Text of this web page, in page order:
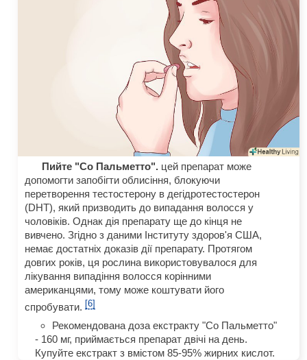
Пийте "Со Пальметто". цей препарат може
допомогти запобігти облисіння, блокуючи
перетворення тестостерону в дегідротестостерон
(DHT), який призводить до випадання волосся у
чоловіків. Однак дія препарату ще до кінця не
вивчено. Згідно з даними Інституту здоров'я США,
немає достатніх доказів дії препарату. Протягом
довгих років, ця рослина використовувалося для
лікування випадіння волосся корінними
американцями, тому може коштувати його
спробувати.[6]
Рекомендована доза екстракту "Со Пальметто"
- 160 мг, приймається препарат двічі на день.
Купуйте екстракт з вмістом 85-95% жирних кислот.